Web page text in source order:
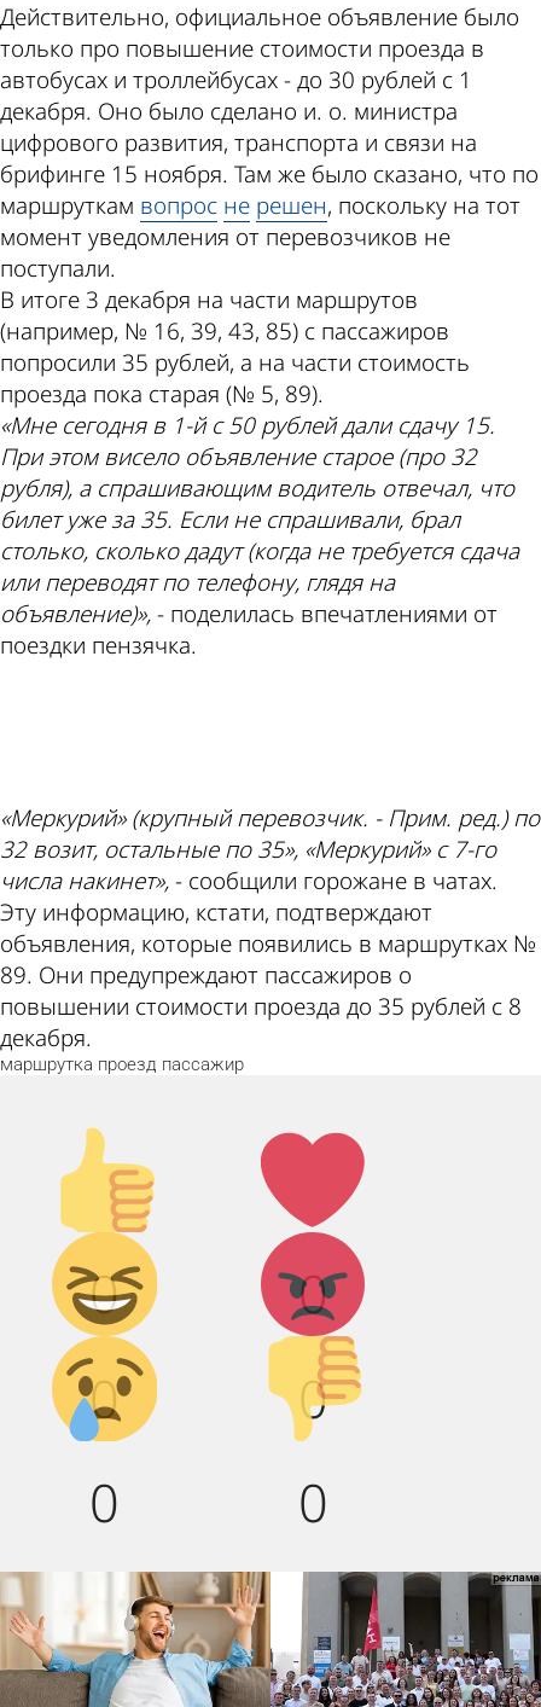
Действительно, официальное объявление было
только про повышение стоимости проезда в
автобусах и троллейбусах - до 30 рублей с 1
декабря. Оно было сделано и. о. министра
цифрового развития, транспорта и связи на
брифинге 15 ноября. Там же было сказано, что по
маршруткам вопрос не решен, поскольку на тот
момент уведомления от перевозчиков не
поступали.
В итоге 3 декабря на части маршрутов
(например, № 16, 39, 43, 85) с пассажиров
попросили 35 рублей, а на части стоимость
проезда пока старая (№ 5, 89).
«Мне сегодня в 1-й с 50 рублей дали сдачу 15.
При этом висело объявление старое (про 32
рубля), а спрашивающим водитель отвечал, что
билет уже за 35. Если не спрашивали, брал
столько, сколько дадут (когда не требуется сдача
или переводят по телефону, глядя на
объявление)»,- поделилась впечатлениями от
поездки пензячка.
«Меркурий» (крупный перевозчик. - Прим. ред.) по
32 возит, остальные по 35», «Меркурий» с 7-го
числа накинет»,- сообщили горожане в чатах.
Эту информацию, кстати, подтверждают
объявления, которые появились в маршрутках №
89. Они предупреждают пассажиров о
повышении стоимости проезда до 35 рублей с 8
декабря.
маршрутка проезд пассажир
Палец
вверх!
0
Лайк!
0
Дикий
смех!
0
Агрессия!
0
Грусть :(
0
Палец
вниз!
0